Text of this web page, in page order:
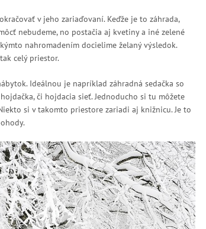
v jeho zariaďovaní. Keďže je to záhrada,
nebudeme, no postačia aj kvetiny a iné zelené
nahromadením docielime želaný výsledok.
celý priestor.
Ideálnou je napríklad záhradná sedačka so
či hojdacia sieť. Jednoducho si tu môžete
si v takomto priestore zariadi aj knižnicu. Je to